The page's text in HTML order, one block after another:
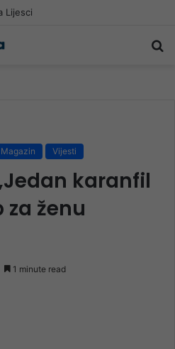
Lijesci
Magazin Vijesti
karanfil
ženu
1 minute read